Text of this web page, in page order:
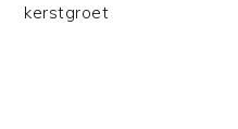
kerstgroet